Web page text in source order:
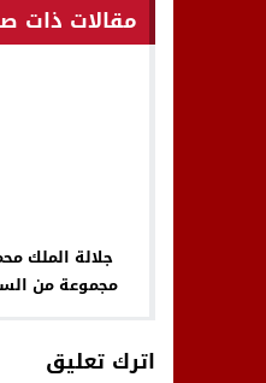
مقالات ذات
جلالة الملك
مجموعة من
اترك تعليق